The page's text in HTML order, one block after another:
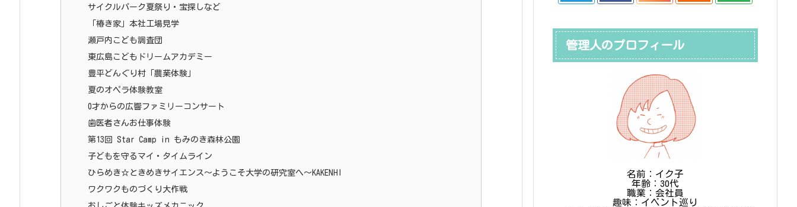
サイクルパーク夏祭り・宝探しなど
「椿き家」本社工場見学
瀬戸内こども調査団
東広島こどもドリームアカデミー
豊平どんぐり村「農業体験」
夏のオペラ体験教室
0才からの広響ファミリーコンサート
歯医者さんお仕事体験
第13回 Star Camp in もみのき森林公園
子どもを守るマイ・タイムライン
ひらめき☆ときめきサイエンス～ようこそ大学の研究室へ～KAKENHI
ワクワクものづくり大作戦
管理人のプロフィール
名前：イク子
年齢：30代
職業：会社員
趣味：イベント巡り